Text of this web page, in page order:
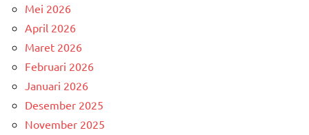
Mei 2026
April 2026
Maret 2026
Februari 2026
Januari 2026
Desember 2025
November 2025